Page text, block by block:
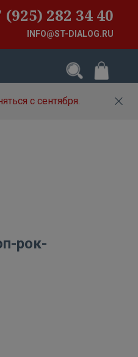
(925) 282 34 40
INFO@ST-DIALOG.RU
с сентября.
рок-